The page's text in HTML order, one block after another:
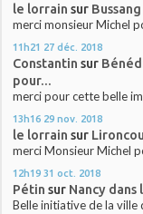
le lorrain sur
merci monsieur Michel
11h21 27 déc. 2018
Constantin sur
pour...
merci pour cette belle
13h16 29 nov. 2018
le lorrain sur
merci Monsieur Michel
12h19 31 oct. 2018
Pétin sur Nancy dans
Belle initiative de la ville